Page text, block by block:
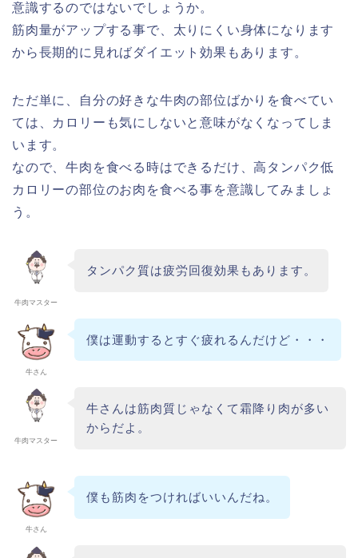
意識するのではないでしょうか。
筋肉量がアップする事で、太りにくい身体になります
から長期的に見ればダイエット効果もあります。
ただ単に、自分の好きな牛肉の部位ばかりを食べてい
ては、カロリーも気にしないと意味がなくなってしま
います。
なので、牛肉を食べる時はできるだけ、高タンパク低
カロリーの部位のお肉を食べる事を意識してみましょ
う。
牛肉マスター
タンパク質は疲労回復効果もあります。
牛さん
僕は運動するとすぐ疲れるんだけど・・・
牛肉マスター
牛さんは筋肉質じゃなくて霜降り肉が多い
からだよ。
牛さん
僕も筋肉をつければいいんだね。